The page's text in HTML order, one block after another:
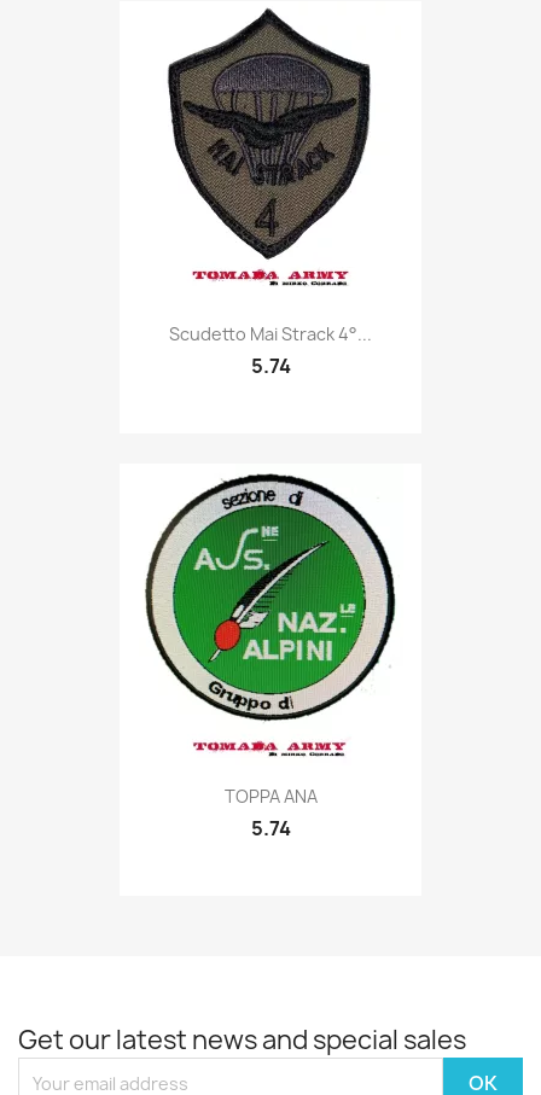
Quick view
Scudetto Mai Strack 4°...
5.74
Quick view
TOPPA ANA
5.74
Get our latest news and special sales